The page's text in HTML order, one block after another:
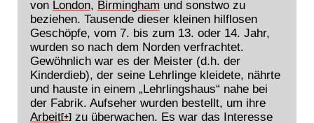
von London, Birmingham und sonstwo zu
beziehen. Tausende dieser kleinen hilflosen
Geschöpfe, vom 7. bis zum 13. oder 14. Jahr,
wurden so nach dem Norden verfrachtet.
Gewöhnlich war es der Meister (d.h. der
Kinderdieb), der seine Lehrlinge kleidete, nährte
und hauste in einem „Lehrlingshaus“ nahe bei
der Fabrik. Aufseher wurden bestellt, um ihre
Arbeit[+]zu überwachen. Es war das Interesse